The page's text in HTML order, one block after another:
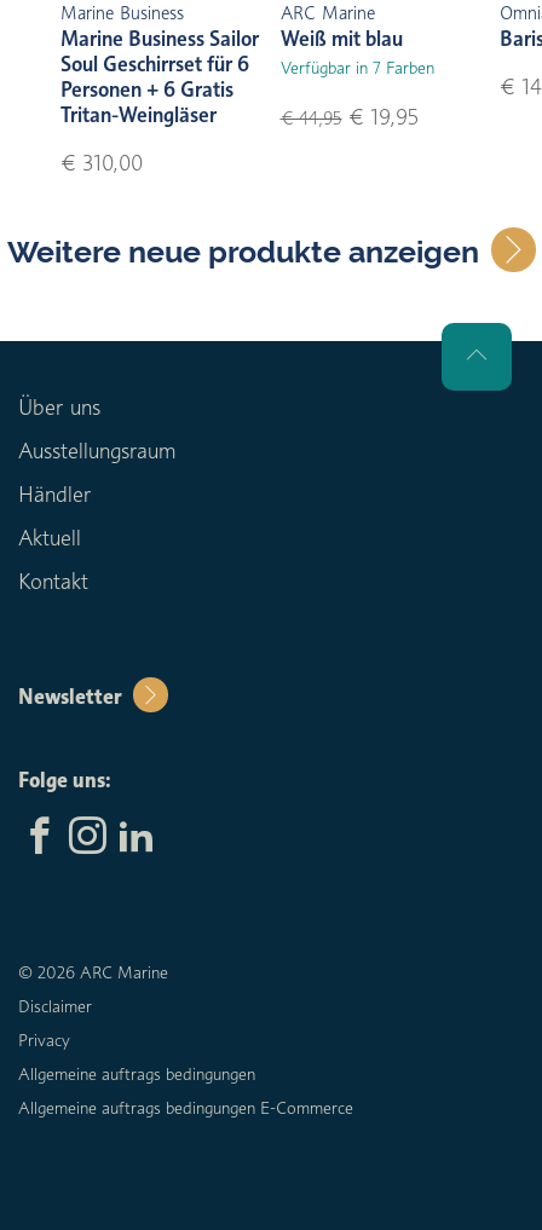
Marine Business
Marine Business Sailor
Soul Geschirrset für 6
Personen + 6 Gratis
Tritan-Weingläser
€ 310,00
ARC Marine
Weiß mit blau
Verfügbar in 7 Farben
€ 44,95€ 19,95
€
Weitere neue produkte anzeigen
Über uns
Ausstellungsraum
Händler
Aktuell
Kontakt
Newsletter
Folge uns:
© 2026 ARC Marine
Disclaimer
Privacy
Allgemeine auftrags bedingungen
Allgemeine auftrags bedingungen E-Commerce